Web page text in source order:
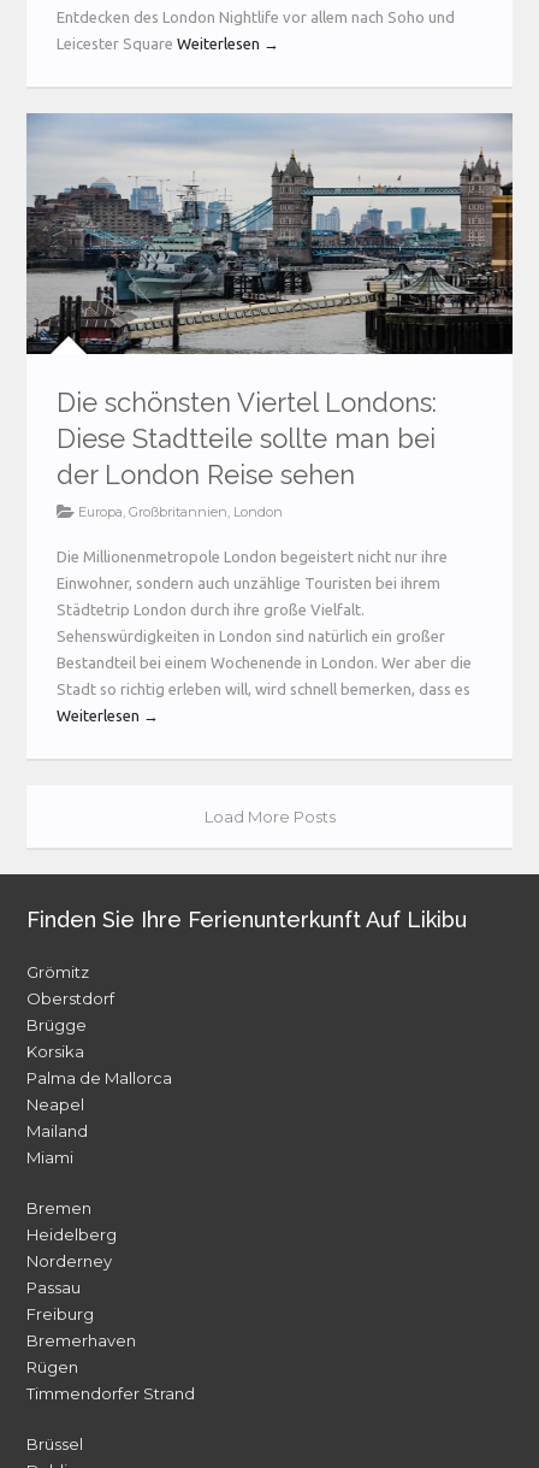
Entdecken des London Nightlife vor allem nach Soho und
Leicester SquareWeiterlesen →
Die schönsten Viertel Londons:
Diese Stadtteile sollte man bei
der London Reise sehen
Europa,Großbritannien, London
Die Millionenmetropole London begeistert nicht nur ihre
Einwohner, sondern auch unzählige Touristen bei ihrem
Städtetrip London durch ihre große Vielfalt.
Sehenswürdigkeiten in London sind natürlich ein großer
Bestandteil bei einem Wochenende in London. Wer aber die
Stadt so richtig erleben will, wird schnell bemerken, dass es
Weiterlesen →
Load More Posts
Finden Sie Ihre Ferienunterkunft Auf Likibu
Grömitz
Oberstdorf
Brügge
Korsika
Palma de Mallorca
Neapel
Mailand
Miami
Bremen
Heidelberg
Norderney
Passau
Freiburg
Bremerhaven
Rügen
Timmendorfer Strand
Brüssel